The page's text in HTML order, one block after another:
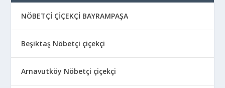
NÖBETÇİ ÇİÇEKÇİ BAYRAMPAŞA
Beşiktaş Nöbetçi çiçekçi
Arnavutköy Nöbetçi çiçekçi